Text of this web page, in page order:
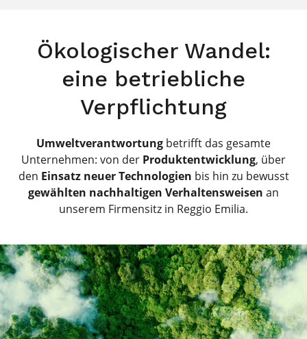
Ökologischer Wandel:
eine betriebliche
Verpflichtung
Umweltverantwortung betrifft das gesamte
Unternehmen: von der Produktentwicklung, über
den Einsatz neuer Technologien bis hin zu bewusst
gewählten nachhaltigen Verhaltensweisen an
unserem Firmensitz in Reggio Emilia.